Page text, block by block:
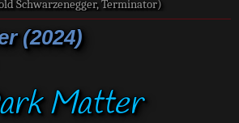
Schwarzenegger, Terminator)
(2024)
Matter